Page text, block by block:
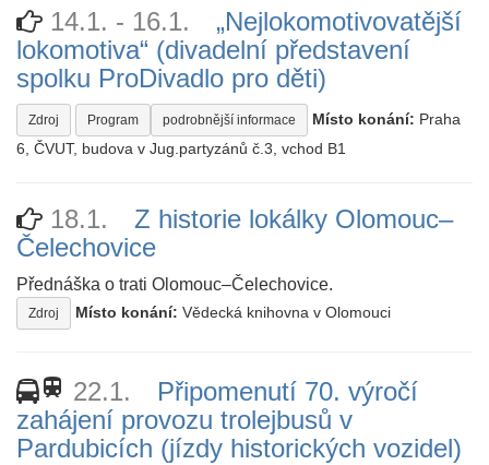
14.1. - 16.1.
„Nejlokomotivovatější
lokomotiva“ (divadelní představení
spolku ProDivadlo pro děti)
Zdroj Program podrobnější informace Místo konání: Praha
6, ČVUT, budova v Jug.partyzánů č.3, vchod B1
18.1.
Z historie lokálky Olomouc–
Čelechovice
Přednáška o trati Olomouc–Čelechovice.
Zdroj Místo konání: Vědecká knihovna v Olomouci
train 22.1.
Připomenutí 70. výročí
zahájení provozu trolejbusů v
Pardubicích (jízdy historických vozidel)